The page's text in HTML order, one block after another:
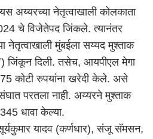
अय्यरच्या नेतृत्वाखाली कोलकाता
चे विजेतेपद जिंकले. त्यानंतर
नेतृत्वाखालीमुंबईला सय्यद मुश्ताक
जिंकून दिली. तसेच, आयपीएल मेगा
कोटी रुपयांना खरेदी केले. असे
परतला नाही. अय्यरने मुश्ताक
धावा केल्या.
यादव (कर्णधार), संजू सॅमसन,